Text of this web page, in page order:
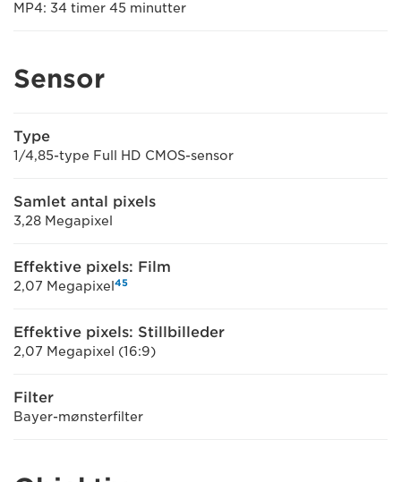
MP4: 34 timer 45 minutter
Sensor
Type
1/4,85-type Full HD CMOS-sensor
Samlet antal pixels
3,28 Megapixel
Effektive pixels: Film
2,07 Megapixel 45
Effektive pixels: Stillbilleder
2,07 Megapixel (16:9)
Filter
Bayer-mønsterfilter